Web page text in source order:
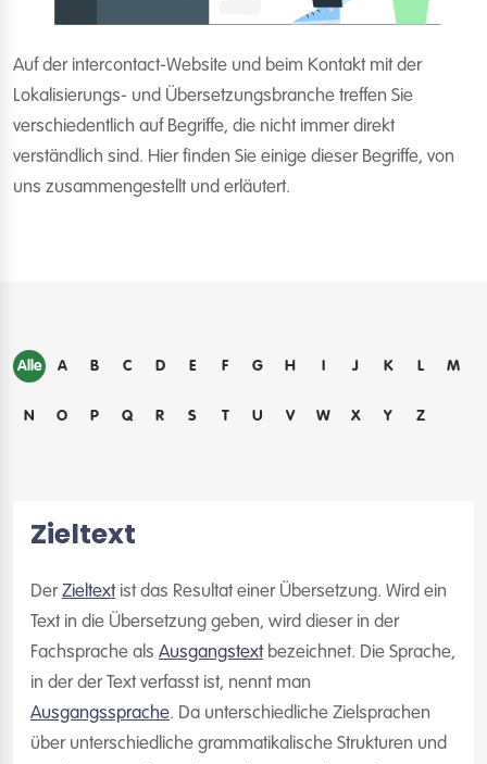
Auf der intercontact-Website und beim Kontakt mit der
Lokalisierungs- und Übersetzungsbranche treffen Sie
verschiedentlich auf Begriffe, die nicht immer direkt
verständlich sind. Hier finden Sie einige dieser Begriffe, von
uns zusammengestellt und erläutert.
Alle A B C D E F G H I J K L M
N O P Q R S T U V W X Y Z
Zieltext
DerZieltextist das Resultat einer Übersetzung. Wird ein
Text in die Übersetzung geben, wird dieser in der
Fachsprache als Ausgangstextbezeichnet. Die Sprache,
in der der Text verfasst ist, nennt man
Ausgangssprache. Da unterschiedliche Zielsprachen
über unterschiedliche grammatikalische Strukturen und